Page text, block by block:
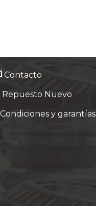
Contacto
Repuesto Nuevo
Condiciones y garantías